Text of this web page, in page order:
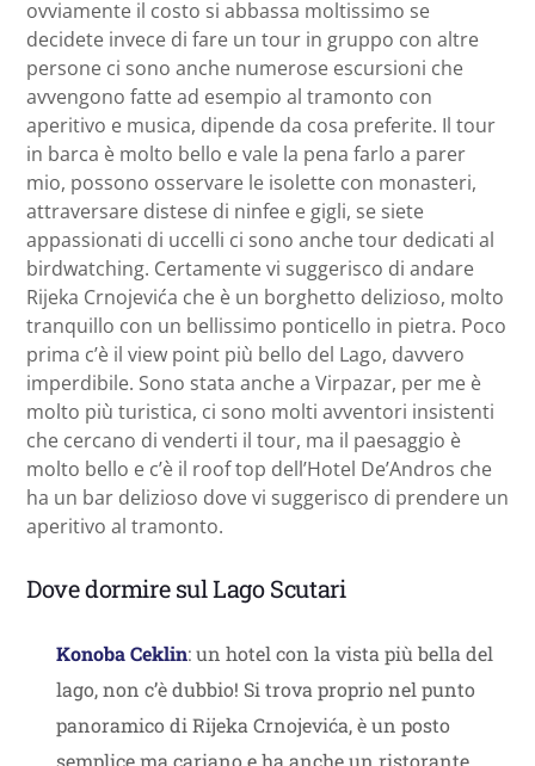
ovviamente il costo si abbassa moltissimo se
decidete invece di fare un tour in gruppo con altre
persone ci sono anche numerose escursioni che
avvengono fatte ad esempio al tramonto con
aperitivo e musica, dipende da cosa preferite. Il tour
in barca è molto bello e vale la pena farlo a parer
mio, possono osservare le isolette con monasteri,
attraversare distese di ninfee e gigli, se siete
appassionati di uccelli ci sono anche tour dedicati al
birdwatching. Certamente vi suggerisco di andare
Rijeka Crnojevića che è un borghetto delizioso, molto
tranquillo con un bellissimo ponticello in pietra. Poco
prima c’è il view point più bello del Lago, davvero
imperdibile. Sono stata anche a Virpazar, per me è
molto più turistica, ci sono molti avventori insistenti
che cercano di venderti il tour, ma il paesaggio è
molto bello e c’è il roof top dell’Hotel De’Andros che
ha un bar delizioso dove vi suggerisco di prendere un
aperitivo al tramonto.
Dove dormire sul Lago Scutari
Konoba Ceklin: un hotel con la vista più bella del
lago, non c’è dubbio! Si trova proprio nel punto
panoramico di Rijeka Crnojevića, è un posto